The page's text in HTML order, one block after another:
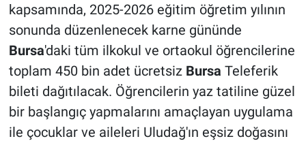
kapsamında, 2025-2026 eğitim öğretim yılının
sonunda düzenlenecek karne gününde
Bursa'daki tüm ilkokul ve ortaokul öğrencilerine
toplam 450 bin adet ücretsiz Bursa Teleferik
bileti dağıtılacak. Öğrencilerin yaz tatiline güzel
bir başlangıç yapmalarını amaçlayan uygulama
ile çocuklar ve aileleri Uludağ'ın eşsiz doğasını